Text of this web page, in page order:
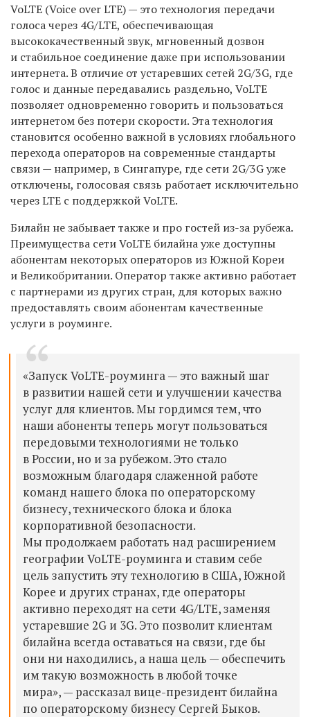
VoLTE (Voice over LTE) — это технология передачи
голоса через 4G/LTE, обеспечивающая
высококачественный звук, мгновенный дозвон
и стабильное соединение даже при использовании
интернета. В отличие от устаревших сетей 2G/3G, где
голос и данные передавались раздельно, VoLTE
позволяет одновременно говорить и пользоваться
интернетом без потери скорости. Эта технология
становится особенно важной в условиях глобального
перехода операторов на современные стандарты
связи — например, в Сингапуре, где сети 2G/3G уже
отключены, голосовая связь работает исключительно
через LTE с поддержкой VoLTE.
Билайн не забывает также и про гостей из-за рубежа.
Преимущества сети VoLTE билайна уже доступны
абонентам некоторых операторов из Южной Кореи
и Великобритании. Оператор также активно работает
с партнерами из других стран, для которых важно
предоставлять своим абонентам качественные
услуги в роуминге.
«Запуск VoLTE-роуминга — это важный шаг
в развитии нашей сети и улучшении качества
услуг для клиентов. Мы гордимся тем, что
наши абоненты теперь могут пользоваться
передовыми технологиями не только
в России, но и за рубежом. Это стало
возможным благодаря слаженной работе
команд нашего блока по операторскому
бизнесу, технического блока и блока
корпоративной безопасности.
Мы продолжаем работать над расширением
географии VoLTE-роуминга и ставим себе
цель запустить эту технологию в США, Южной
Корее и других странах, где операторы
активно переходят на сети 4G/LTE, заменяя
устаревшие 2G и 3G. Это позволит клиентам
билайна всегда оставаться на связи, где бы
они ни находились, а наша цель — обеспечить
им такую возможность в любой точке
мира», — рассказал вице-президент билайна
по операторскому бизнесу Сергей Быков.